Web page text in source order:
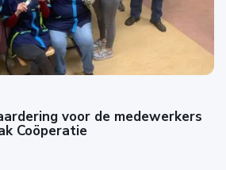
voor de medewerkers
Coöperatie